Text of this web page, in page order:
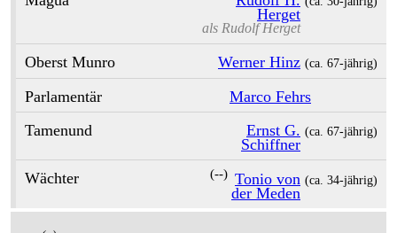
Herget
als Rudolf Herget
Oberst Munro Werner Hinz (ca. 67‑jährig)
Parlamentär
Marco Fehrs
Tamenund
Ernst G.
Schiffner
(ca. 67‑jährig)
Wächter (--) Tonio von
der Meden
(ca. 34‑jährig)